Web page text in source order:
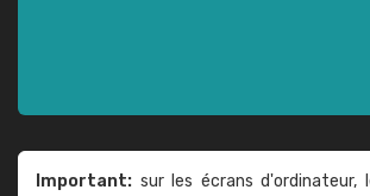
Important: sur les écrans d'ordinateur,